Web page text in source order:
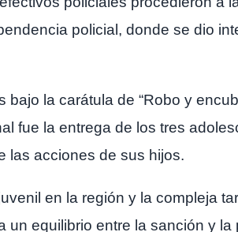
policial, donde se dio
la carátula de “Robo y
fue la entrega de los tres
las acciones de sus hijos.
en la región y la compleja
equilibrio entre la sanción y la